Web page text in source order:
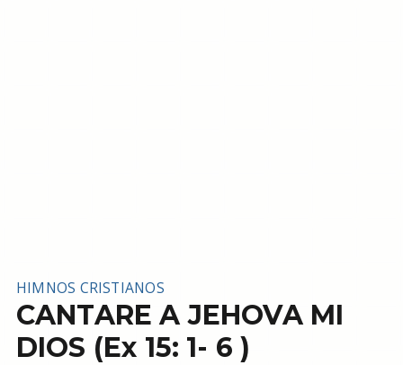
HIMNOS CRISTIANOS
CANTARE A JEHOVA MI
DIOS (Ex 15: 1- 6 )